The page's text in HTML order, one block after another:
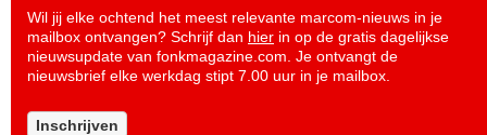
Wil jij elke ochtend het meest relevante marcom-nieuws in je
mailbox ontvangen? Schrijf dan hier in op de gratis dagelijkse
nieuwsupdate van fonkmagazine.com. Je ontvangt de
nieuwsbrief elke werkdag stipt 7.00 uur in je mailbox.
Inschrijven